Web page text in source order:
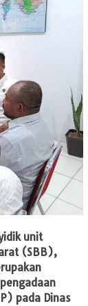
unit
(SBB),
pada Dinas